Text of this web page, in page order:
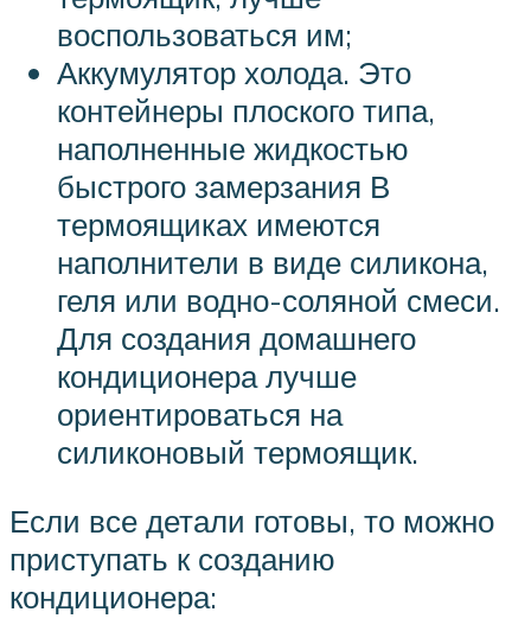
воспользоваться им;
Аккумулятор холода. Это
контейнеры плоского типа,
наполненные жидкостью
быстрого замерзания В
термоящиках имеются
наполнители в виде силикона,
геля или водно-соляной смеси.
Для создания домашнего
кондиционера лучше
ориентироваться на
силиконовый термоящик.
Если все детали готовы, то можно
приступать к созданию
кондиционера: